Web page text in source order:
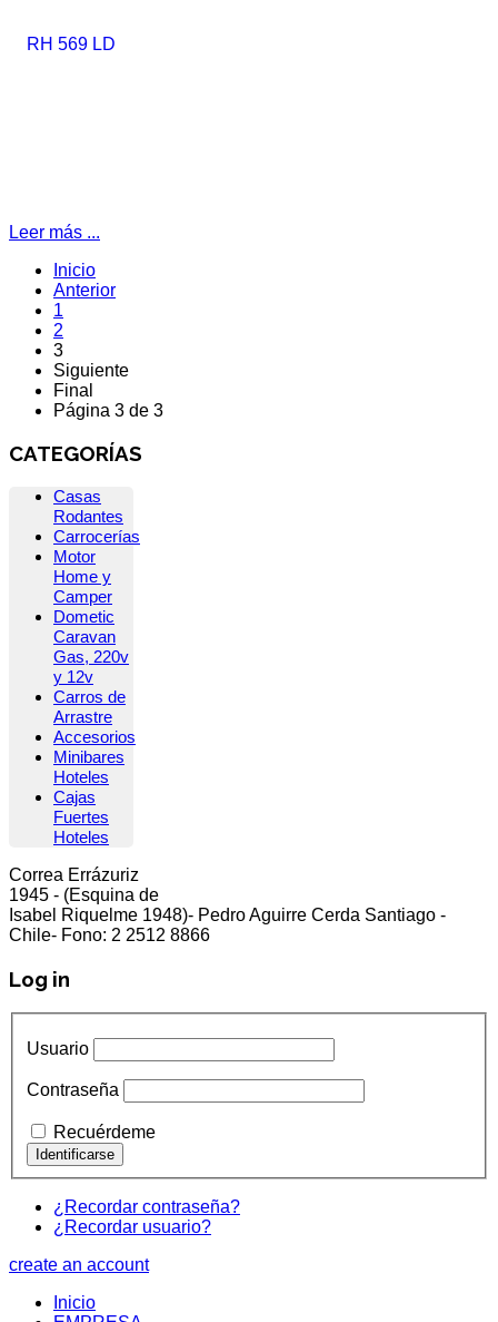
Leer más ...
Inicio
Anterior
1
2
3
Siguiente
Final
Página 3 de 3
CATEGORÍAS
Casas
Rodantes
Carrocerías
Motor
Home y
Camper
Dometic
Caravan
Gas, 220v
y 12v
Carros de
Arrastre
Accesorios
Minibares
Hoteles
Cajas
Fuertes
Hoteles
Correa Errázuriz
1945 - (Esquina de
Isabel Riquelme 1948)- Pedro Aguirre Cerda Santiago -
Chile- Fono: 2 2512 8866
Log in
Usuario
Contraseña
Recuérdeme
¿Recordar contraseña?
¿Recordar usuario?
create an account
Inicio